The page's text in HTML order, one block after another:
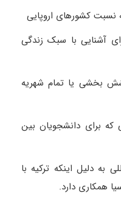
نسبت کشورهای اروپایی
آشنایی با سبک زندگی
بخشی یا تمام شهریه
که برای دانشجویان بین
به دلیل اینکه ترکیه با
همکاری دارد.